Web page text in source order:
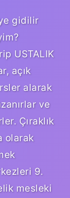
gidilir
USTALIK
açık
alarak
ve
Çıraklık
olarak
9.
mesleki